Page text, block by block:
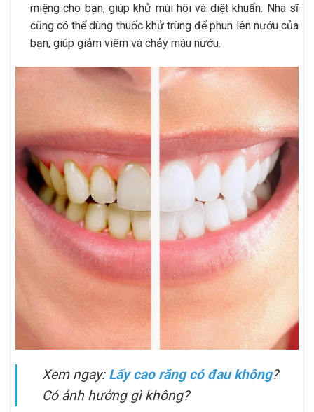
miệng cho bạn, giúp khử mùi hôi và diệt khuẩn. Nha sĩ
cũng có thể dùng thuốc khử trùng để phun lên nướu của
bạn, giúp giảm viêm và chảy máu nướu.
Xem ngay: Lấy cao răng có đau không?
Có ảnh hưởng gì không?